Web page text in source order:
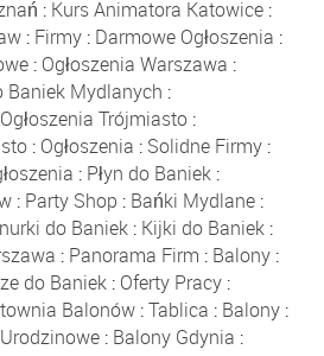
: Kurs Animatora Katowice :
: Firmy : Darmowe Ogłoszenia :
: Ogłoszenia Warszawa :
Baniek Mydlanych :
Trójmiasto :
: Ogłoszenia : Solidne Firmy :
: Płyn do Baniek:
: Party Shop : Bańki Mydlane :
do Baniek : Kijki do Baniek :
: Panorama Firm : Balony :
do Baniek: Oferty Pracy:
Balonów:Tablica : Balony:
: Balony Gdynia :